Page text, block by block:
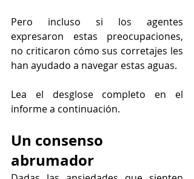
Pero incluso si los agentes
expresaron estas preocupaciones,
no criticaron cómo sus corretajes les
han ayudado a navegar estas aguas.
Lea el desglose completo en el
informe a continuación.
Un consenso
abrumador